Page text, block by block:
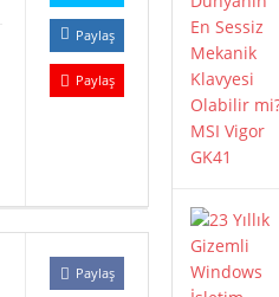
Paylaş
Paylaş
Paylaş